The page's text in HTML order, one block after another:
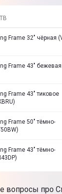
Frame 32" чёрная
Frame 43" бежевая
Frame 43" тиковое
Frame 50" тёмно-
Frame 43" тёмно-
вопросы про